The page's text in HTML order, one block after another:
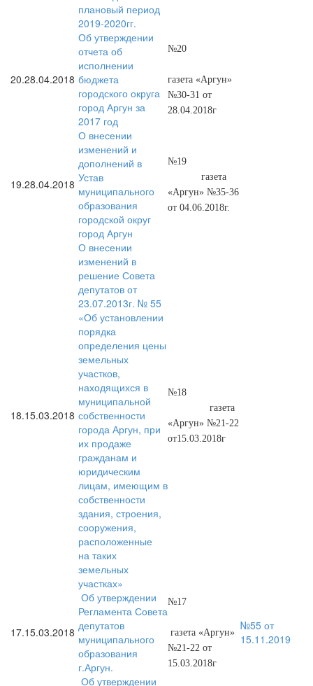
плановый период
2019-2020гг.
20.28.04.2018
Об утверждении
отчета об
исполнении
бюджета
городского округа
город Аргун за
2017 год
№20
газета «Аргун»
№30-31 от
28.04.2018г
19.28.04.2018
О внесении
изменений и
дополнений в
Устав
муниципального
образования
городской округ
город Аргун
№19
газета
«Аргун» №35-36
от 04.06.2018г.
18.15.03.2018
О внесении
изменений в
решение Совета
депутатов от
23.07.2013г. № 55
«Об установлении
порядка
определения цены
земельных
участков,
находящихся в
муниципальной
собственности
города Аргун, при
их продаже
гражданам и
юридическим
лицам, имеющим в
собственности
здания, строения,
сооружения,
расположенные
на таких
земельных
участках»
№18
газета
«Аргун» №21-22
от15.03.2018г
17.15.03.2018
Об утверждении
Регламента Совета
депутатов
муниципального
образования
г.Аргун.
№17
газета «Аргун»
№21-22 от
15.03.2018г
№55 от
15.11.2019
Об утверждении